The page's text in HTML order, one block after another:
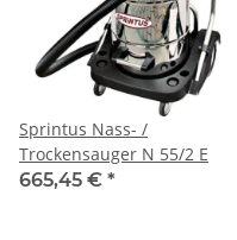
Sprintus Nass- /
Trockensauger N 55/2 E
665,45 € *